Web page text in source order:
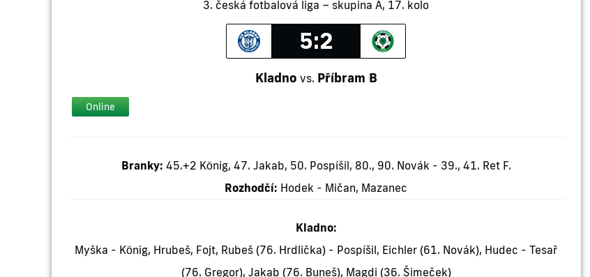
3. česká fotbalová liga – skupina A, 17. kolo
5:2
Kladno vs. Příbram B
Online
Branky: 45.+2 König, 47. Jakab, 50. Pospíšil, 80., 90. Novák - 39., 41. Ret F.
Rozhodčí: Hodek - Mičan, Mazanec
Kladno:
Myška - König, Hrubeš, Fojt, Rubeš (76. Hrdlička) - Pospíšil, Eichler (61. Novák), Hudec - Tesař
(76. Gregor), Jakab (76. Buneš), Magdi (36. Šimeček)